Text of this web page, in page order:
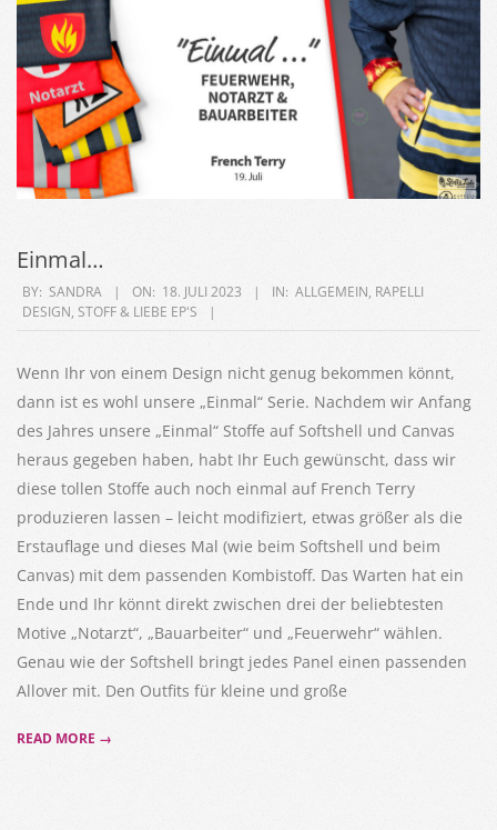
Einmal…
2023-
07-
BY: SANDRA ON: 18. JULI 2023 IN: ALLGEMEIN, RAPELLI
DESIGN, STOFF & LIEBE EP'S
Wenn Ihr von einem Design nicht genug bekommen könnt,
dann ist es wohl unsere „Einmal“ Serie. Nachdem wir Anfang
des Jahres unsere „Einmal“ Stoffe auf Softshell und Canvas
heraus gegeben haben, habt Ihr Euch gewünscht, dass wir
diese tollen Stoffe auch noch einmal auf French Terry
produzieren lassen – leicht modifiziert, etwas größer als die
Erstauflage und dieses Mal (wie beim Softshell und beim
Canvas) mit dem passenden Kombistoff. Das Warten hat ein
Ende und Ihr könnt direkt zwischen drei der beliebtesten
Motive „Notarzt“, „Bauarbeiter“ und „Feuerwehr“ wählen.
Genau wie der Softshell bringt jedes Panel einen passenden
Allover mit. Den Outfits für kleine und große
READ MORE →